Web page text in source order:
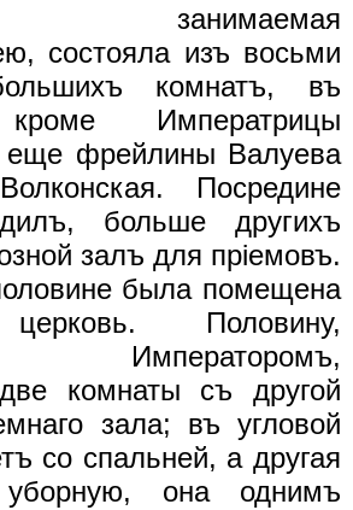
занимаемая
состояла изъ восьми
комнатъ, въ
Императрицы
фрейлины Валуева
Посредине
больше другихъ
залъ для прiемовъ.
была помещена
Половину,
Императоромъ,
комнаты съ другой
зала; въ угловой
со спальней, а другая
уборную, она однимъ